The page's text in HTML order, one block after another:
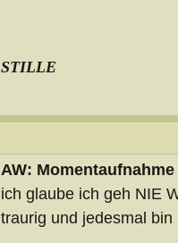
STILLE
AW: Momentaufnahme
ich glaube ich geh NIE
traurig und jedesmal